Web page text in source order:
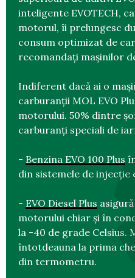
inteligente EVOTECH,
motorul, îi prelungesc
consum optimizat de
recomandați mașinilor
Indiferent dacă ai o
carburanții MOL EVO
motorului. 50% dintre
carburanți speciali de
- Benzina EVO 100 Plus
din sistemele de injecție
- EVO Diesel Plus
motorului chiar și în
la -40 de grade Celsius.
întotdeauna la prima
din termometru.